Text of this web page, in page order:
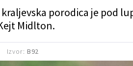
porodica je pod
Midlton.
Izvor: B92